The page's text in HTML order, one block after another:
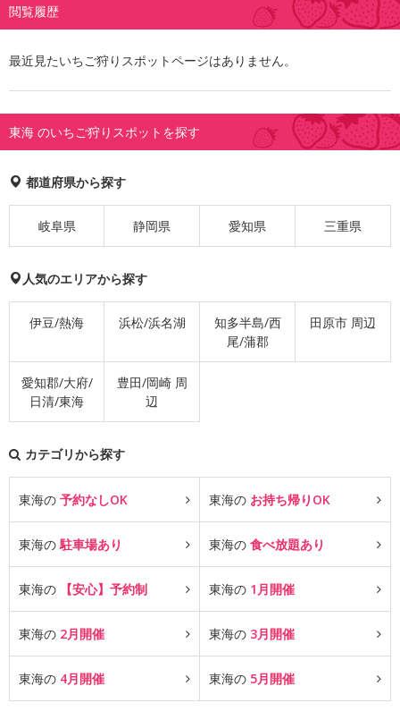
閲覧履歴
最近見たいちご狩りスポットページはありません。
東海 のいちご狩りスポットを探す
都道府県から探す
岐阜県 静岡県 愛知県 三重県
人気のエリアから探す
伊豆/熱海 浜松/浜名湖
知多半島/西
尾/蒲郡
田原市 周辺
愛知郡/大府/
日清/東海
豊田/岡崎 周
辺
カテゴリから探す
東海の 予約なしOK 東海の お持ち帰りOK
東海の駐車場あり 東海の 食べ放題あり
東海の 【安心】予約制 東海の 1月開催
東海の 2月開催 東海の 3月開催
東海の 4月開催 東海の 5月開催